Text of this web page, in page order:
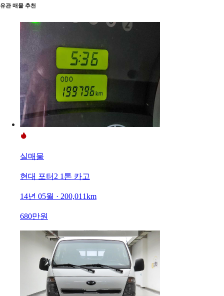
유관 매물 추천
실매물
현대 포터2 1톤 카고
14년 05월 · 200,011km
680만원